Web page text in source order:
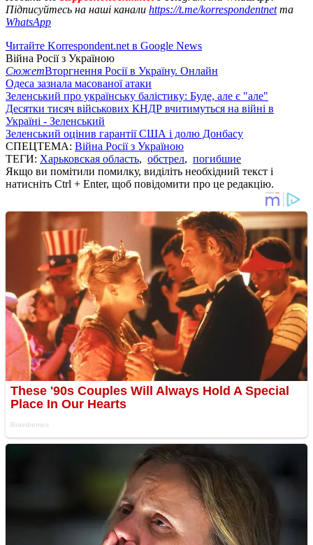
Підписуйтесь на наші канали https://t.me/korrespondentnetта
WhatsApp
Читайте Korrespondent.net в Google News
Війна Росії з Україною
СюжетВторгнення Росії в Україну. Онлайн
Одеса зазнала масованої атаки
Зеленський про українську балістику: Буде, але є "але"
Десятки тисяч військових КНДР вчитимуться на війні в
Україні - Зеленський
Зеленський оцінив гарантії США і долю Донбасу
СПЕЦТЕМА: Війна Росії з Україною
ТЕГИ: Харьковская область, обстрел, погибшие
Якщо ви помітили помилку, виділіть необхідний текст і
натисніть Ctrl + Enter, щоб повідомити про це редакцію.